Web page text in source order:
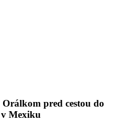
Orálkom pred cestou do
Mexiku